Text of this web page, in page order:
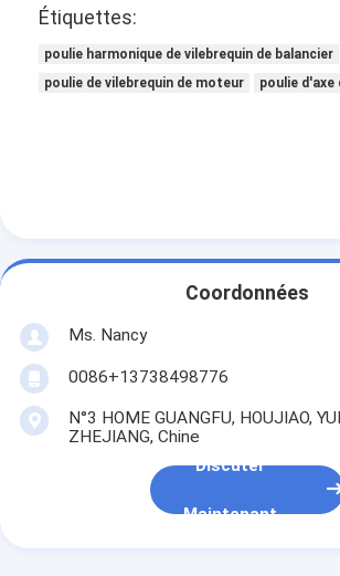
Étiquettes:
poulie harmonique de vilebrequin de balancier
poulie de vilebrequin de moteur
poulie d'axe
Coordonnées
Ms. Nancy
0086+13738498776
N°3 HOME GUANGFU, HOUJIAO,
ZHEJIANG, Chine
Discuter
Maintenant